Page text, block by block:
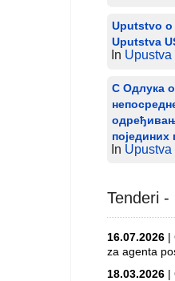
Uputstvo o
Uputstva
In Upustva
С Одлука
појединих
In Upustva
Tenderi -
16.07.2026 |
za agenta
18.03.2026 |